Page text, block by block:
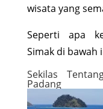
wisata yang
Seperti apa
Simak di bawah
Sekilas
Padang